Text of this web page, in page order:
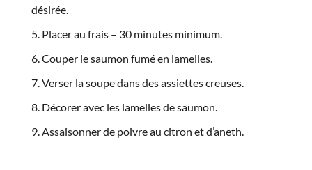
désirée.
Placer au frais – 30 minutes minimum.
Couper le saumon fumé en lamelles.
Verser la soupe dans des assiettes creuses.
Décorer avec les lamelles de saumon.
Assaisonner de poivre au citron et d’aneth.